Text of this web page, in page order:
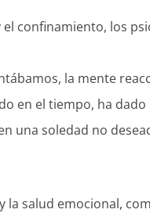
confinamiento, los
la mente
en el tiempo, ha
una soledad no
salud emocional,